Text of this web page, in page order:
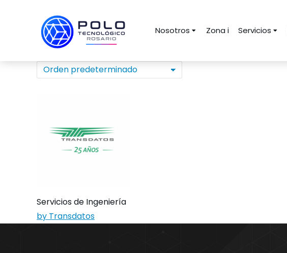
Nosotros Zona i Servicios
Servicios de Ingeniería
by Transdatos